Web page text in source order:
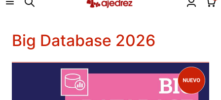
Big Database 2026